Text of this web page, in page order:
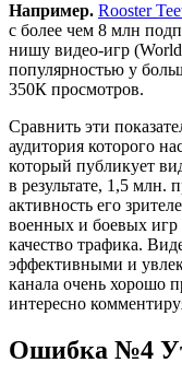
Например. Rooster
с более чем 8 млн
нишу видео-игр
популярностью у
350К просмотров.
Сравнить эти
аудитория которого
который публикует
в результате, 1,5
активность его
военных и боевых игр
качество трафика.
эффективными и
канала очень хорошо
интересно
Ошибка №4